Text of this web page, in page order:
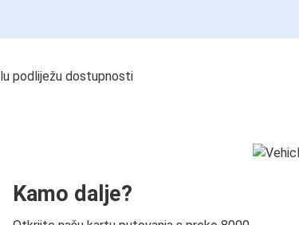
podliježu dostupnosti
Kamo dalje?